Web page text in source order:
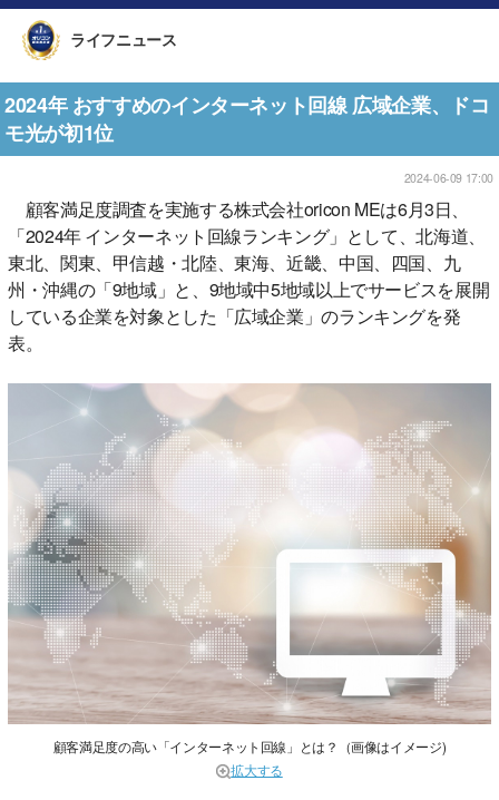
ライフニュース
2024年 おすすめのインターネット回線 広域企業、ドコ
モ光が初1位
2024-06-09 17:00
顧客満足度調査を実施する株式会社oricon MEは6月3日、
「2024年 インターネット回線ランキング」として、北海道、
東北、関東、甲信越・北陸、東海、近畿、中国、四国、九
州・沖縄の「9地域」と、9地域中5地域以上でサービスを展開
している企業を対象とした「広域企業」のランキングを発
表。
顧客満足度の高い「インターネット回線」とは？（画像はイメージ)
拡大する